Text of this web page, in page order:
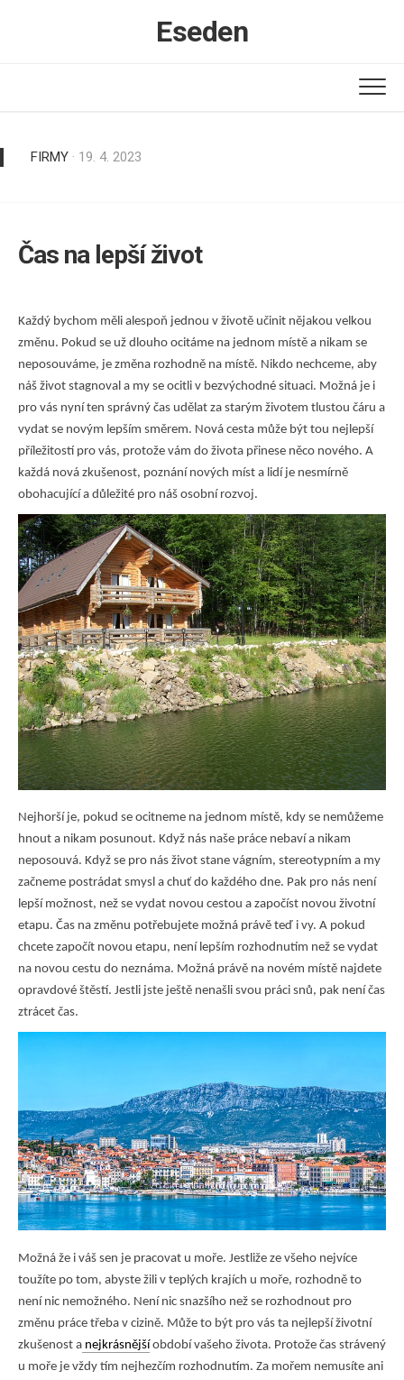
Eseden
FIRMY · 19. 4. 2023
Čas na lepší život
Každý bychom měli alespoň jednou v životě učinit nějakou velkou
změnu. Pokud se už dlouho ocitáme na jednom místě a nikam se
neposouváme, je změna rozhodně na místě. Nikdo nechceme, aby
náš život stagnoval a my se ocitli v bezvýchodné situaci. Možná je i
pro vás nyní ten správný čas udělat za starým životem tlustou čáru a
vydat se novým lepším směrem. Nová cesta může být tou nejlepší
příležitostí pro vás, protože vám do života přinese něco nového. A
každá nová zkušenost, poznání nových míst a lidí je nesmírně
obohacující a důležité pro náš osobní rozvoj.
Nejhorší je, pokud se ocitneme na jednom místě, kdy se nemůžeme
hnout a nikam posunout. Když nás naše práce nebaví a nikam
neposouvá. Když se pro nás život stane vágním, stereotypním a my
začneme postrádat smysl a chuť do každého dne. Pak pro nás není
lepší možnost, než se vydat novou cestou a započíst novou životní
etapu. Čas na změnu potřebujete možná právě teď i vy. A pokud
chcete započít novou etapu, není lepším rozhodnutím než se vydat
na novou cestu do neznáma. Možná právě na novém místě najdete
opravdové štěstí. Jestli jste ještě nenašli svou práci snů, pak není čas
ztrácet čas.
Možná že i váš sen je pracovat u moře. Jestliže ze všeho nejvíce
toužíte po tom, abyste žili v teplých krajích u moře, rozhodně to
není nic nemožného. Není nic snazšího než se rozhodnout pro
změnu práce třeba v cizině. Může to být pro vás ta nejlepší životní
zkušenost a nejkrásnějšíobdobí vašeho života. Protože čas strávený
u moře je vždy tím nejhezčím rozhodnutím. Za mořem nemusíte ani